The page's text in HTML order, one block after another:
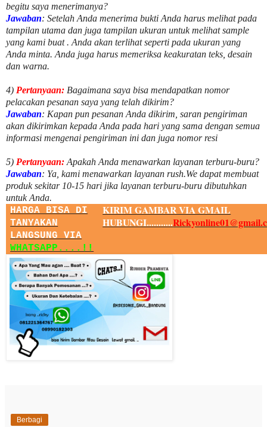
begitu saya menerimanya?
Jawaban: Setelah Anda menerima bukti Anda harus melihat pada
tampilan utama dan juga tampilan ukuran untuk melihatsample
yang kami buat . Anda akan terlihat seperti pada ukuran yang
Anda minta. Anda juga harus memeriksa keakuratan teks, desain
dan warna.
4) Pertanyaan: Bagaimana saya bisa mendapatkan nomor
pelacakan pesanan saya yang telah dikirim?
Jawaban: Kapan pun pesanan Anda dikirim, saran pengiriman
akan dikirimkan kepada Anda pada hari yang sama dengan semua
informasi mengenai pengiriman ini dan juga nomorresi
5) Pertanyaan: Apakah Anda menawarkan layanan terburu-buru?
Jawaban: Ya, kami menawarkan layanan rush.We dapat membuat
produk sekitar 10-15 hari jika layanan terburu-buru dibutuhkan
untuk Anda.
HARGA BISA DI
TANYAKAN
LANGSUNG VIA
WHATSAPP....!!
KIRIM GAMBAR VIA GMAIL
HUBUNGI...........
Berbagi